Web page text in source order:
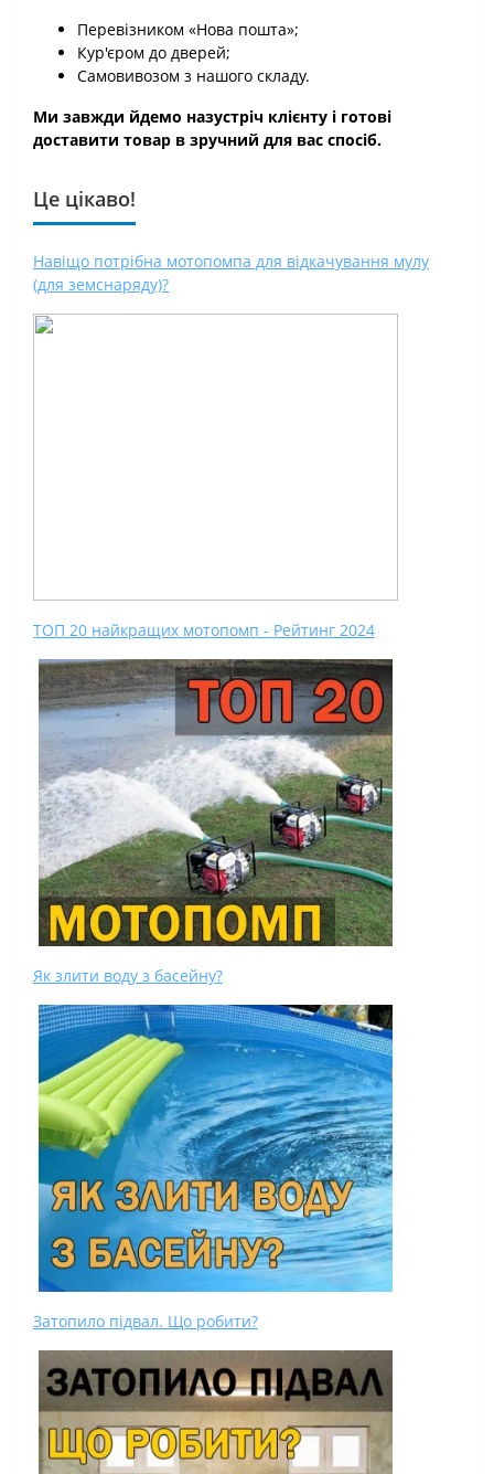
Перевізником «Нова пошта»;
Кур'єром до дверей;
Самовивозом з нашого складу.
Ми завжди йдемо назустріч клієнту і готові
доставити товар в зручний для вас спосіб.
Це цікаво!
Навіщо потрібна мотопомпа для відкачування мулу
(для земснаряду)?
ТОП 20 найкращих мотопомп - Рейтинг 2024
Як злити воду з басейну?
Затопило підвал. Що робити?